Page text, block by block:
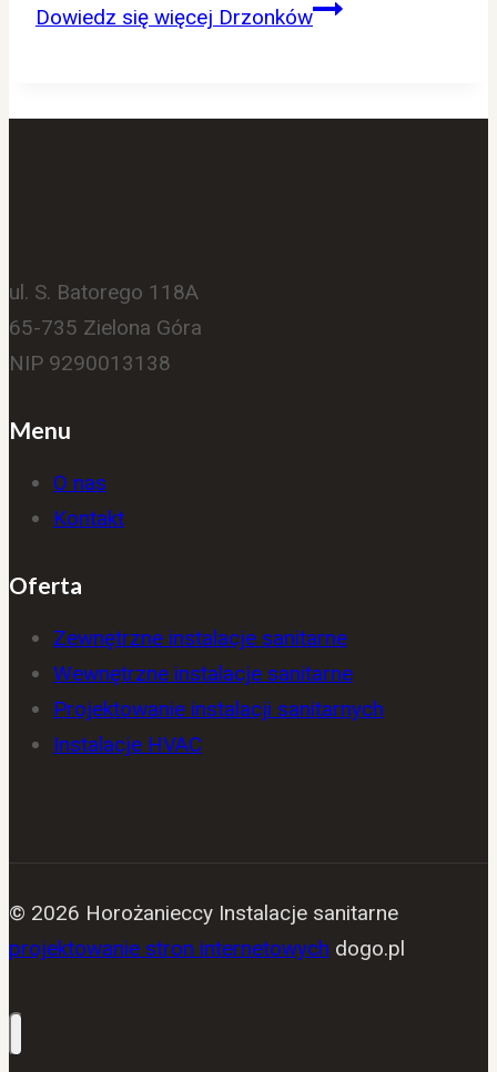
Dowiedz się więcej Drzonków
ul. S. Batorego 118A
65-735 Zielona Góra
NIP 9290013138
Menu
O nas
Kontakt
Oferta
Zewnętrzne instalacje sanitarne
Wewnętrzne instalacje sanitarne
Projektowanie instalacji sanitarnych
Instalacje HVAC
© 2026 Horożanieccy Instalacje sanitarne
projektowanie stron internetowych dogo.pl